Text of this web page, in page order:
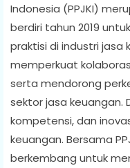
Indonesia (PPJKI)
berdiri tahun 2019
praktisi di industri jasa
memperkuat
serta mendorong
sektor jasa keuangan.
kompetensi, dan
keuangan. Bersama
berkembang untuk